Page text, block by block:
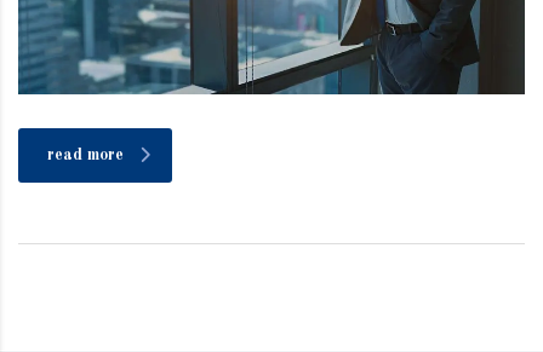
read more